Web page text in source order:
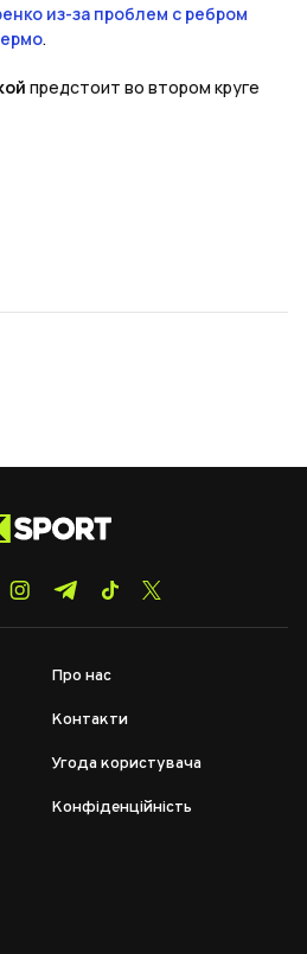
из-за проблем с ребром
.
предстоит во втором круге
Про нас
Контакти
Угода користувача
Конфіденційність